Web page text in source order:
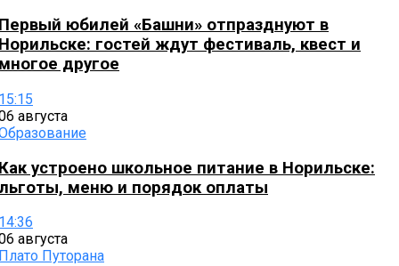
юбилей «Башни» отпразднуют в
гостей ждут фестиваль, квест и
другое
августа
устроено школьное питание в Норильске:
меню и порядок оплаты
августа
Путорана